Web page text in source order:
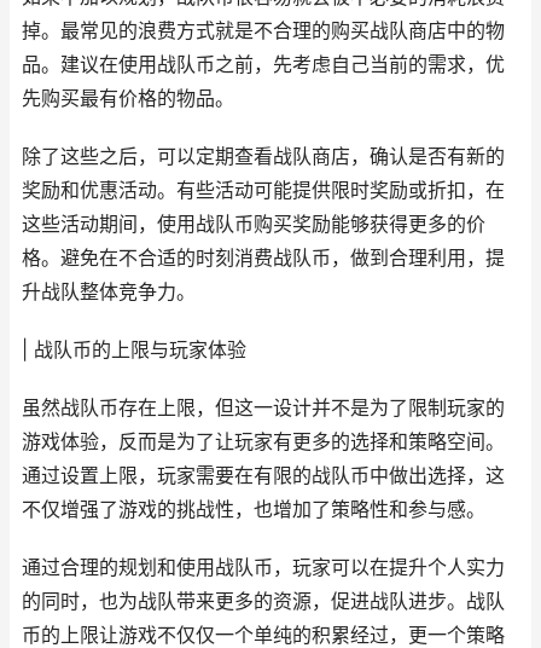
掉。最常见的浪费方式就是不合理的购买战队商店中的物
品。建议在使用战队币之前，先考虑自己当前的需求，优
先购买最有价格的物品。
除了这些之后，可以定期查看战队商店，确认是否有新的
奖励和优惠活动。有些活动可能提供限时奖励或折扣，在
这些活动期间，使用战队币购买奖励能够获得更多的价
格。避免在不合适的时刻消费战队币，做到合理利用，提
升战队整体竞争力。
| 战队币的上限与玩家体验
虽然战队币存在上限，但这一设计并不是为了限制玩家的
游戏体验，反而是为了让玩家有更多的选择和策略空间。
通过设置上限，玩家需要在有限的战队币中做出选择，这
不仅增强了游戏的挑战性，也增加了策略性和参与感。
通过合理的规划和使用战队币，玩家可以在提升个人实力
的同时，也为战队带来更多的资源，促进战队进步。战队
币的上限让游戏不仅仅一个单纯的积累经过，更一个策略